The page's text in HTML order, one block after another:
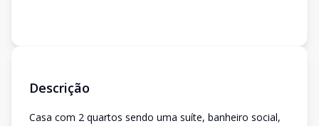
Descrição
Casa com 2 quartos sendo uma suíte, banheiro social,